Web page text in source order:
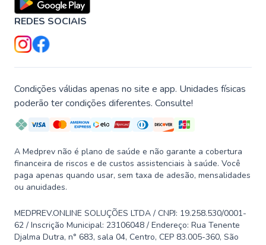
REDES SOCIAIS
Condições válidas apenas no site e app. Unidades físicas
poderão ter condições diferentes. Consulte!
A Medprev não é plano de saúde e não garante a cobertura
financeira de riscos e de custos assistenciais à saúde. Você
paga apenas quando usar, sem taxa de adesão, mensalidades
ou anuidades.
MEDPREV.ONLINE SOLUÇÕES LTDA / CNPJ: 19.258.530/0001-
62 / Inscrição Municipal: 23106048 / Endereço: Rua Tenente
Djalma Dutra, n° 683, sala 04, Centro, CEP 83.005-360, São